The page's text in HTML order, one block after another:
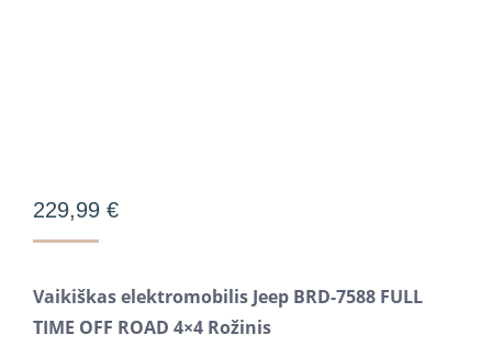
229,99 €
Vaikiškas elektromobilis Jeep BRD-7588 FULL
TIME OFF ROAD 4×4 Rožinis